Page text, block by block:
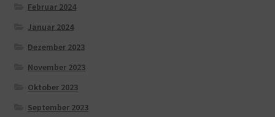
Februar 2024
Januar 2024
Dezember 2023
November 2023
Oktober 2023
September 2023